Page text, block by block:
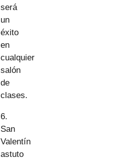
será
un
éxito
en
cualquier
salón
de
clases.
6.
San
Valentín
astuto